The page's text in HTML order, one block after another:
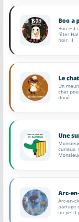
Boo a
Boo est
fêter
noir. Il
Le
Un
chat
doué
Une
curieux.
Arc-
Arc-en-
partage
un petit